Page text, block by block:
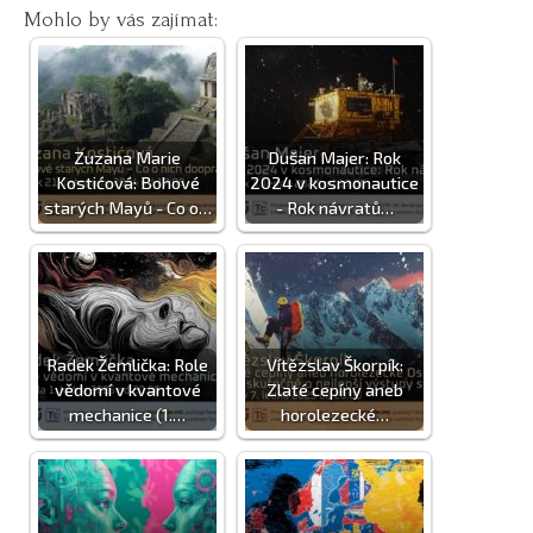
Mohlo by vás zajímat:
Zuzana Marie
Kostićová: Bohové
starých Mayů - Co o…
Dušan Majer: Rok
2024 v kosmonautice
- Rok návratů…
Radek Žemlička: Role
vědomí v kvantové
mechanice (1.…
Vítězslav Škorpík:
Zlaté cepíny aneb
horolezecké…